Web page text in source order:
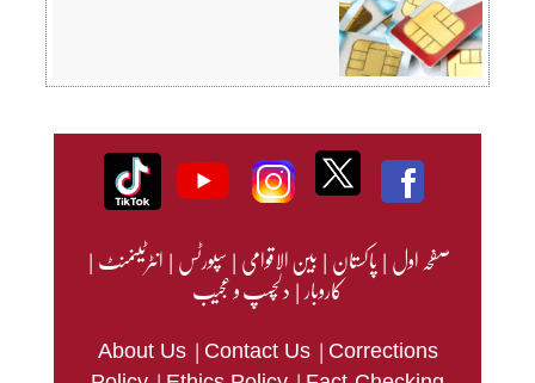
صفحہ اول|پاکستان|بین الاقوامی|سپورٹس|انٹرٹینمنٹ|
کاروبار|دلچسپ و عجیب
About Us | Contact Us | Corrections